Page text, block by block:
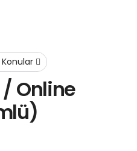
Konular
Online